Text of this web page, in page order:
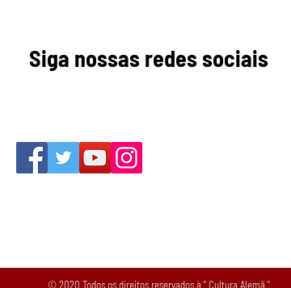
Siga nossas redes sociais
© 2020 Todos os direitos reservados à " Cultura Alemã "